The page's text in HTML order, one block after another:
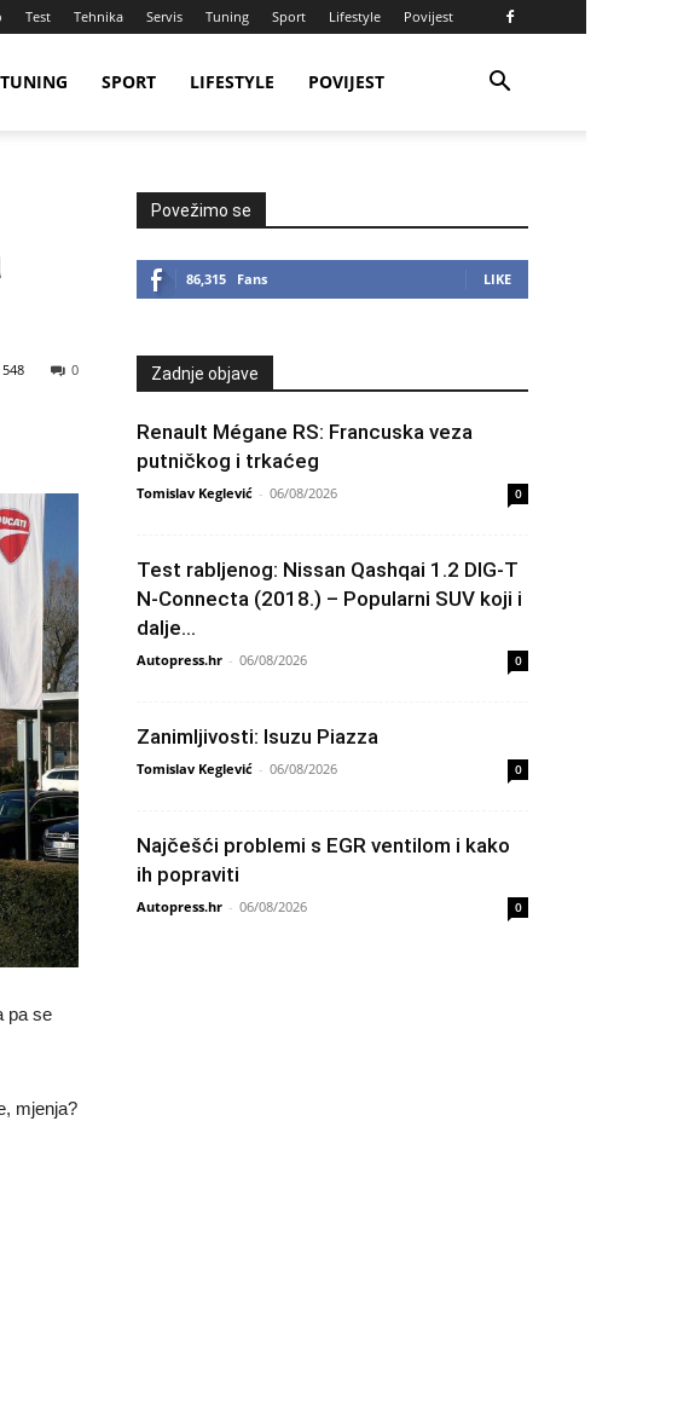
Test Tehnika Servis Tuning Sport Lifestyle Povijest
TUNING SPORT LIFESTYLE POVIJEST
0
548
pa se
mjenja?
Povežimo se
86,315 Fans LIKE
Zadnje objave
Renault Mégane RS: Francuska veza
putničkog i trkaćeg
Tomislav Keglević - 06/08/2026 0
Test rabljenog: Nissan Qashqai 1.2 DIG-T
N-Connecta (2018.) – Popularni SUV koji i
dalje...
Autopress.hr - 06/08/2026 0
Zanimljivosti: Isuzu Piazza
Tomislav Keglević - 06/08/2026 0
Najčešći problemi s EGR ventilom i kako
ih popraviti
Autopress.hr - 06/08/2026 0